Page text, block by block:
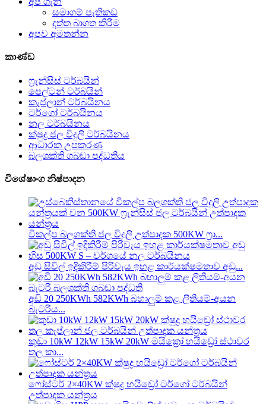
සමාගම් පැතිකඩ
දත්ත බාගත කිරීම
අපව අමතන්න
කාණ්ඩ
ෆ්‍රැන්සිස් ටර්බයින්
පෙල්ටන් ටර්බයින්
කැප්ලාන් ටර්බයිනය
ටර්ගෝ ටර්බයිනය
නල ටර්බයිනය
ක්ෂුද්‍ර ජල විදුලි ටර්බයිනය
ආධාරක උපකරණ
බලශක්ති ගබඩා පද්ධතිය
විශේෂාංග නිෂ්පාදන
විකල්ප බලශක්ති ජල විදුලි උත්පාදක 500KW ෆ්‍රා...
අඩු සිවිල් ඉදිකිරීම් පිරිවැය ඉහළ කාර්යක්ෂමතාව අඩු...
අඩි 20 250KWh 582KWh බහාලුම් කළ ලිතියම්-අයන
බැටරිය...
කුඩා 10kW 12kW 15kW 20kW මයික්‍රෝ හයිඩ්‍රෝ ස්ථාවර
තල කා...
ෆෝස්ටර් 2×40KW ක්ෂුද්‍ර හයිඩ්‍රෝ ටර්ගෝ ටර්බයින්
උත්පාදක යන්ත්‍රය